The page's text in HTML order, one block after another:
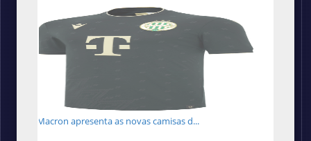
Macron apresenta as novas camisas d...